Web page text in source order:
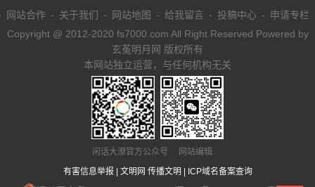
网站合作- 关于我们 - 网站地图 - 给我留言 - 投稿中心- 申请专栏
Copyright @ 2012-2020 fs7000.com All Right Reserved Powered by
玄菟明月网 版权所有
本网站独立运营，与任何机构无关
闲话大潦官方公众号 网站编辑
有害信息举报
文明网 传播文明 ICP域名备案查询